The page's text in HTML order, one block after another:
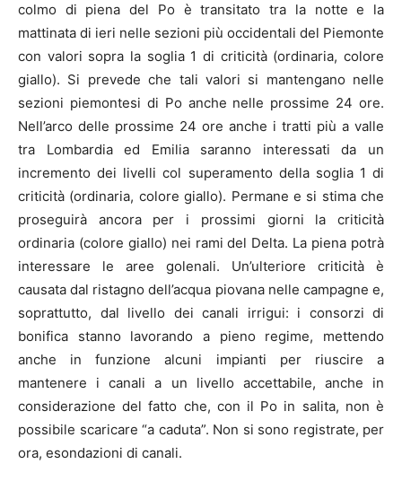
colmo di piena del Po è transitato tra la notte e la
mattinata di ieri nelle sezioni più occidentali del Piemonte
con valori sopra la soglia 1 di criticità (ordinaria, colore
giallo). Si prevede che tali valori si mantengano nelle
sezioni piemontesi di Po anche nelle prossime 24 ore.
Nell’arco delle prossime 24 ore anche i tratti più a valle
tra Lombardia ed Emilia saranno interessati da un
incremento dei livelli col superamento della soglia 1 di
criticità (ordinaria, colore giallo). Permane e si stima che
proseguirà ancora per i prossimi giorni la criticità
ordinaria (colore giallo) nei rami del Delta. La piena potrà
interessare le aree golenali. Un’ulteriore criticità è
causata dal ristagno dell’acqua piovana nelle campagne e,
soprattutto, dal livello dei canali irrigui: i consorzi di
bonifica stanno lavorando a pieno regime, mettendo
anche in funzione alcuni impianti per riuscire a
mantenere i canali a un livello accettabile, anche in
considerazione del fatto che, con il Po in salita, non è
possibile scaricare “a caduta”. Non si sono registrate, per
ora, esondazioni di canali.